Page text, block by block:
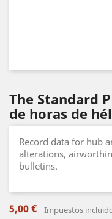
The Standard
de horas de
Record data for hub
alterations,
bulletins.
5,00 € Impuestos